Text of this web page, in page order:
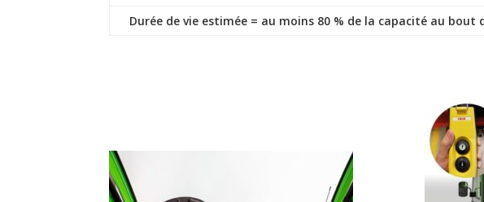
Durée de vie estimée = au moins 80 % de la capacité au bout